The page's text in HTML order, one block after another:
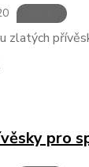
zlatých
pro